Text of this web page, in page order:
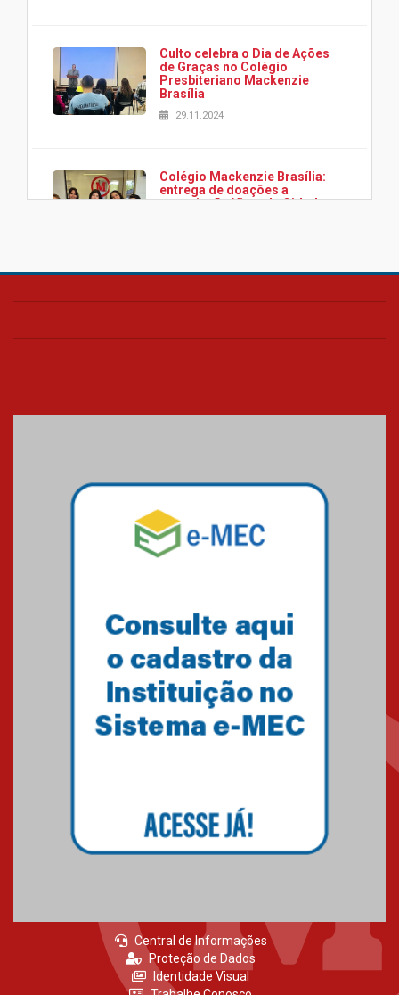
Culto celebra o Dia de Ações
de Graças no Colégio
Presbiteriano Mackenzie
Brasília
29.11.2024
Colégio Mackenzie Brasília:
entrega de doações a
associação Viver da Cidade
Colégio Presbiteriano
os funcionários
07.11.2024
Equipe de saltos ornamentais
do Mackenzie Brasília
Gravação do projeto “Mais de
31 mil vozes com a Palavra” é
realizado no Colégio
Mackenzie Brasília
25.10.2024
Brasília conquistam medalhas
em importantes competições
de Matemática
04.10.2024
Central de Informações
Proteção de Dados
Identidade Visual